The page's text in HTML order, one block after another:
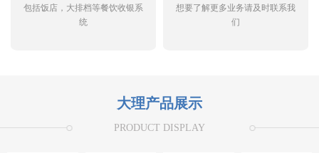
包括饭店，大排档等餐饮收银系
统
想要了解更多业务请及时联系我
们
大理产品展示
PRODUCT DISPLAY